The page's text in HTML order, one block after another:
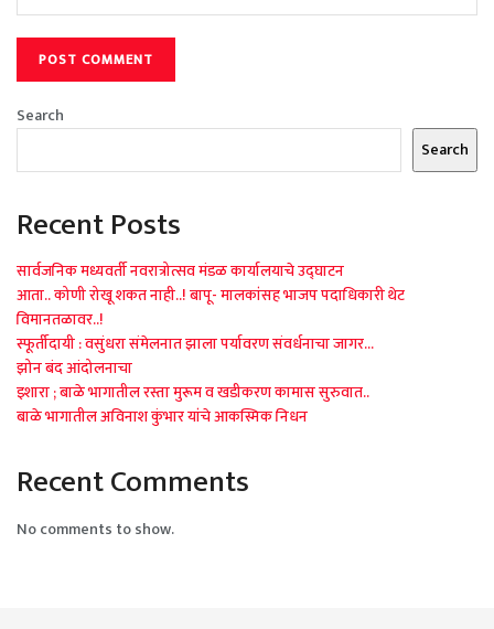
Search
Search
Recent Posts
सार्वजनिक मध्यवर्ती नवरात्रोत्सव मंडळ कार्यालयाचे उद्घाटन
आता.. कोणी रोखू शकत नाही..! बापू- मालकांसह भाजप पदाधिकारी थेट
विमानतळावर..!
स्फूर्तीदायी : वसुंधरा संमेलनात झाला पर्यावरण संवर्धनाचा जागर…
झोन बंद आंदोलनाचा
इशारा ; बाळे भागातील रस्ता मुरूम व खडीकरण कामास सुरुवात..
बाळे भागातील अविनाश कुंभार यांचे आकस्मिक निधन
Recent Comments
No comments to show.